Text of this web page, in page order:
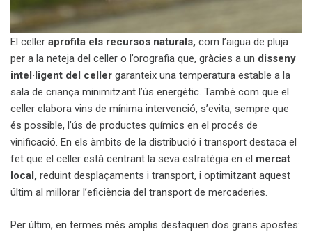
El celler aprofita els recursos naturals, com l’aigua de pluja
per a la neteja del celler o l’orografia que, gràcies a un disseny
intel·ligent del celler garanteix una temperatura estable a la
sala de criança minimitzant l’ús energètic. També com que el
celler elabora vins de mínima intervenció, s’evita, sempre que
és possible, l’ús de productes químics en el procés de
vinificació. En els àmbits de la distribució i transport destaca el
fet que el celler està centrant la seva estratègia en el mercat
local, reduint desplaçaments i transport, i optimitzant aquest
últim al millorar l’eficiència del transport de mercaderies.
Per últim, en termes més amplis destaquen dos grans apostes: